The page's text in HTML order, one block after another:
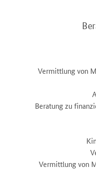
Vermittlung von
Beratung zu
Vermittlung von